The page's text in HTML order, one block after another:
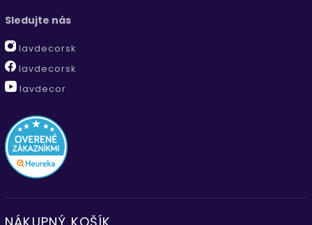
Sledujte nás
lavdecorsk
lavdecorsk
lavdecor